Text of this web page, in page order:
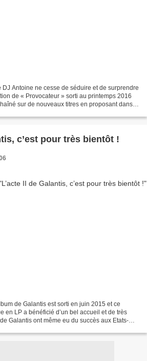
DJ Antoine ne cesse de séduire et de surprendre
de « Provocateur » sorti au printemps 2016
sur de nouveaux titres en proposant dans
c’est pour très bientôt !
de Galantis est sorti en juin 2015 et ce
en LP a bénéficié d’un bel accueil et de très
Galantis ont même eu du succès aux Etats-